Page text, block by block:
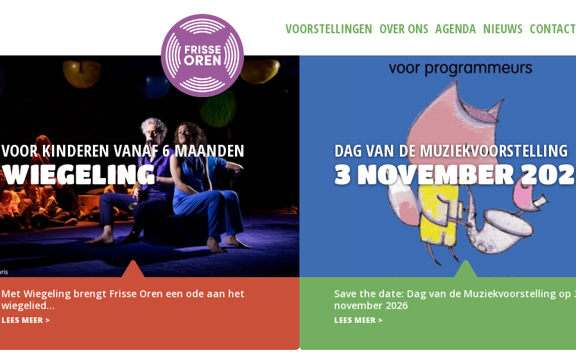
VOORSTELLINGEN OVER ONS AGENDA NIEUWS CONTACT
KINDEREN VANAF 6 MAANDEN
brengt Frisse Oren een ode aan het
>
DAG VAN DE MUZIEKVOORSTELLING
3 NOVEMBER 2026
Save the date: Dag van de Muziekvoorstelling op 3
november 2026
LEES MEER >